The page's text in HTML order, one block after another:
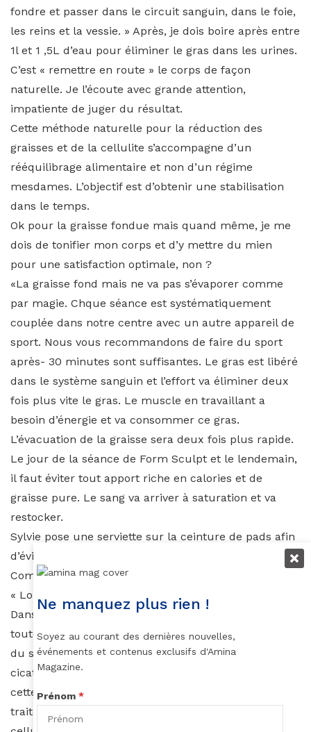
fondre et passer dans le circuit sanguin, dans le foie,
les reins et la vessie. » Après, je dois boire après entre
1l et 1 ,5L d’eau pour éliminer le gras dans les urines.
C’est « remettre en route » le corps de façon
naturelle. Je l’écoute avec grande attention,
impatiente de juger du résultat.
Cette méthode naturelle pour la réduction des
graisses et de la cellulite s’accompagne d’un
rééquilibrage alimentaire et non d’un régime
mesdames. L’objectif est d’obtenir une stabilisation
dans le temps.
Ok pour la graisse fondue mais quand même, je me
dois de tonifier mon corps et d’y mettre du mien
pour une satisfaction optimale, non ?
«La graisse fond mais ne va pas s’évaporer comme
par magie. Chque séance est systématiquement
couplée dans notre centre avec un autre appareil de
sport. Nous vous recommandons de faire du sport
après- 30 minutes sont suffisantes. Le gras est libéré
dans le système sanguin et l’effort va éliminer deux
fois plus vite le gras. Le muscle en travaillant a
besoin d’énergie et va consommer ce gras.
L’évacuation de la graisse sera deux fois plus rapide.
Le jour de la séance de Form Sculpt et le lendemain,
il faut éviter tout apport riche en calories et de
graisse pure. Le sang va arriver à saturation et va
restocker.
Sylvie pose une serviette sur la ceinture de pads afin
d’éviter que mes yeux ne se posent sur les lasers.
Comment fonctionnent-ils?
« Lorsque vous regardez la lumière, elle est blanche.
Dans un arc-en-ciel, celle-ci est décomposée dans
toutes les couleurs. Chaque couleur de la lumière
du soleil a un but. Le rouge va agir au niveau de la
cicatrisation de la peau. Nous avons été chercher
cette lumière pour traiter localement la cellule. Ce
traitement agit au niveau de la mitochondrie dans la
Ne manquez plus rien !
Soyez au courant des dernières nouvelles,
événements et contenus exclusifs d'Amina
Magazine.
Prénom *